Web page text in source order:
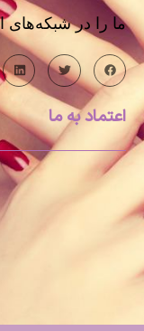
ما را در شبکه‌های
اعتماد به ما